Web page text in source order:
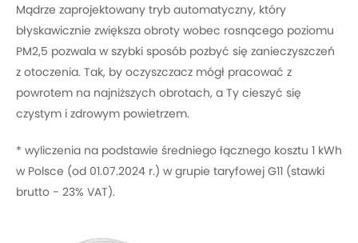
Mądrze zaprojektowany tryb automatyczny, który
błyskawicznie zwiększa obroty wobec rosnącego poziomu
PM2,5 pozwala w szybki sposób pozbyć się zanieczyszczeń
z otoczenia. Tak, by oczyszczacz mógł pracować z
powrotem na najniższych obrotach, a Ty cieszyć się
czystym i zdrowym powietrzem.
* wyliczenia na podstawie średniego łącznego kosztu 1 kWh
w Polsce (od 01.07.2024 r.) w grupie taryfowej G11 (stawki
brutto - 23% VAT).